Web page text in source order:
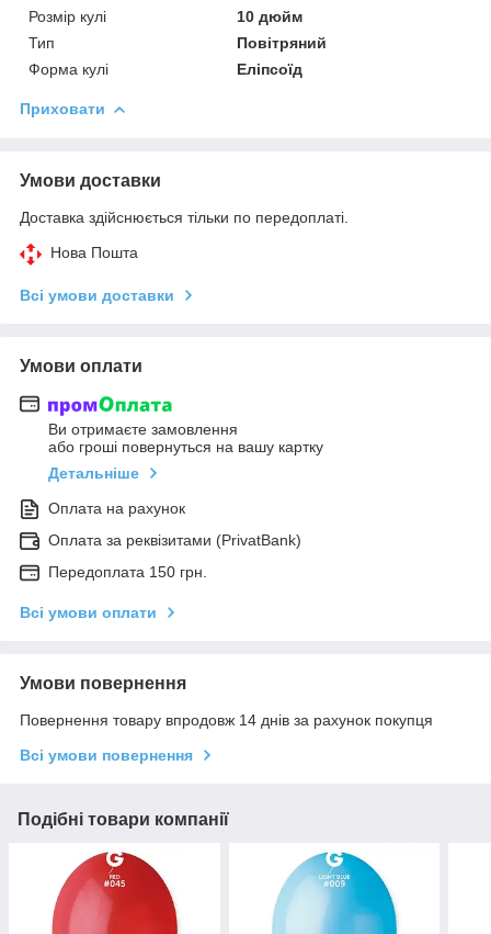
Розмір кулі
10 дюйм
Тип
Повітряний
Форма кулі
Еліпсоїд
Приховати
Умови доставки
Доставка здійснюється тільки по передоплаті.
Нова Пошта
Всі умови доставки
Умови оплати
Ви отримаєте замовлення
або гроші повернуться на вашу картку
Детальніше
Оплата на рахунок
Оплата за реквізитами (PrivatBank)
Передоплата 150 грн.
Всі умови оплати
Умови повернення
Повернення товару впродовж 14 днів за рахунок покупця
Всі умови повернення
Подібні товари компанії